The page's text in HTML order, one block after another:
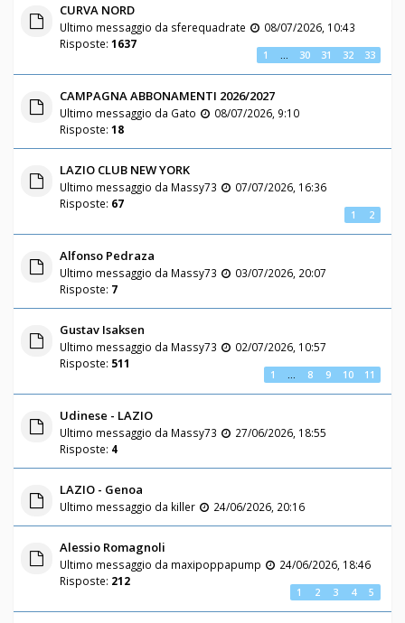
CURVA NORD
Ultimo messaggio da sferequadrate
08/07/2026, 10:43
Risposte: 1637
1 30 31 32 33
CAMPAGNA ABBONAMENTI 2026/2027
Ultimo messaggio da Gato
08/07/2026, 9:10
Risposte: 18
LAZIO CLUB NEW YORK
Ultimo messaggio da Massy73
07/07/2026, 16:36
Risposte: 67
1 2
Alfonso Pedraza
Ultimo messaggio da Massy73
03/07/2026, 20:07
Risposte: 7
Gustav Isaksen
Ultimo messaggio da Massy73
02/07/2026, 10:57
Risposte: 511
1 8 9 10 11
Udinese - LAZIO
Ultimo messaggio da Massy73
27/06/2026, 18:55
Risposte: 4
LAZIO - Genoa
Ultimo messaggio da killer 24/06/2026, 20:16
Alessio Romagnoli
Ultimo messaggio da maxipoppapump
24/06/2026, 18:46
Risposte: 212
1 2 3 4 5